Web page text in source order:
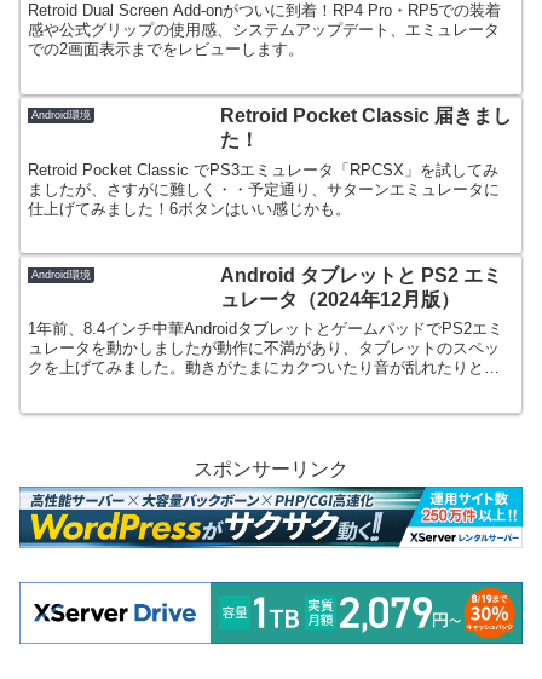
Retroid Dual Screen Add-onがついに到着！RP4 Pro・RP5での装着
感や公式グリップの使用感、システムアップデート、エミュレータ
での2画面表示までをレビューします。
Android環境
Retroid Pocket Classic 届きまし
た！
Retroid Pocket Classic でPS3エミュレータ「RPCSX」を試してみ
ましたが、さすがに難しく・・予定通り、サターンエミュレータに
仕上げてみました！6ボタンはいい感じかも。
Android環境
Android タブレットと PS2 エミ
ュレータ（2024年12月版）
1年前、8.4インチ中華AndroidタブレットとゲームパッドでPS2エミ
ュレータを動かしましたが動作に不満があり、タブレットのスペッ
クを上げてみました。動きがたまにカクついたり音が乱れたりとい
スポンサーリンク